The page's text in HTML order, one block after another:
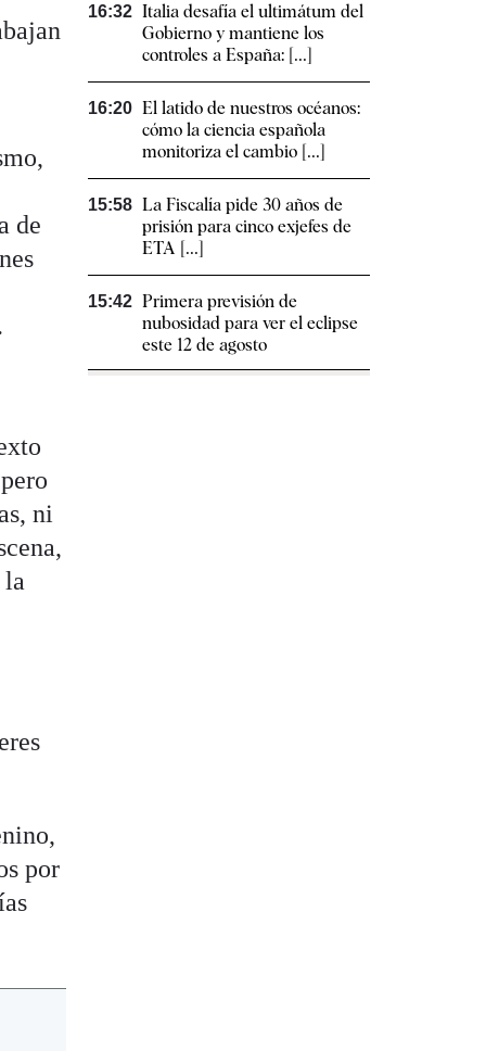
de
ni
por
16:32 Italia desafía el ultimátum del
Gobierno y mantiene los
controles a España: [...]
16:20 El latido de nuestros océanos:
cómo la ciencia española
monitoriza el cambio [...]
15:58 La Fiscalía pide 30 años de
prisión para cinco exjefes de
ETA [...]
15:42 Primera previsión de
nubosidad para ver el eclipse
este 12 de agosto